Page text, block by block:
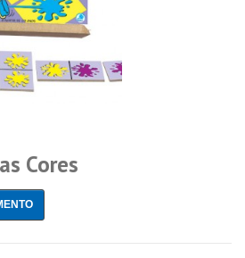
Cores